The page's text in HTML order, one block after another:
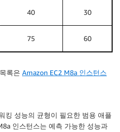
40 30
75 60
록은 Amazon EC2 M8a 인스턴스
킹 성능의 균형이 필요한 범용 애플
인스턴스는 예측 가능한 성능과